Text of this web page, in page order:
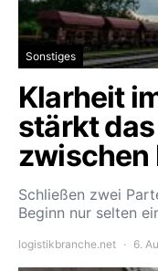
Sonstiges
Klarheit
stärkt
zwischen
Schließen zwei
Beginn nur selten
logistikbranche.net 6.